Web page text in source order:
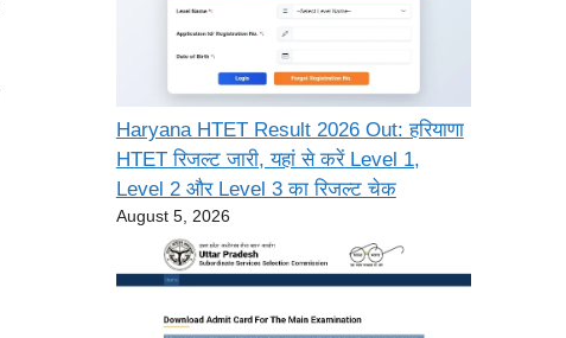
Haryana HTET Result 2026 Out: हरियाणा
HTET रिजल्ट जारी, यहां से करें Level 1,
Level 2 और Level 3 का रिजल्ट चेक
August 5, 2026